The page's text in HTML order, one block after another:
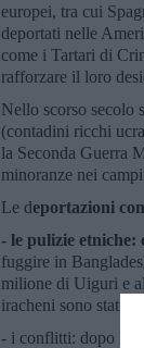
europei, tra cui
deportati nelle
come i Tartari di
rafforzare il loro
Nello scorso secolo
(contadini ricchi
la Seconda Guerra
minoranze nei
Le deportazioni
- le pulizie etniche:
fuggire in
milione di Uiguri e
iracheni sono stati
- i conflitti: dopo la